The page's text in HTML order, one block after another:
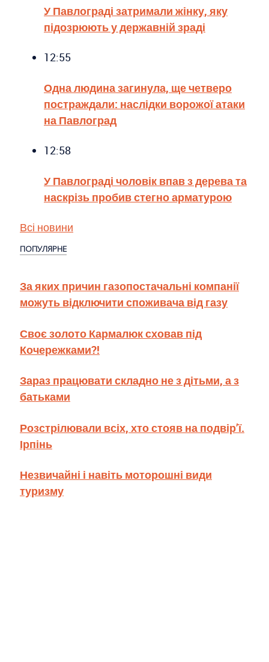
У Павлограді затримали жінку, яку
підозрюють у державній зраді
12:55
Одна людина загинула, ще четверо
постраждали: наслідки ворожої атаки
на Павлоград
12:58
У Павлограді чоловік впав з дерева та
наскрізь пробив стегно арматурою
Всі новини
ПОПУЛЯРНЕ
За яких причин газопостачальні компанії
можуть відключити споживача від газу
Своє золото Кармалюк сховав під
Кочережками?!
Зараз працювати складно не з дітьми, а з
батьками
Розстрілювали всіх, хто стояв на подвір’ї.
Ірпінь
Незвичайні і навіть моторошні види
туризму